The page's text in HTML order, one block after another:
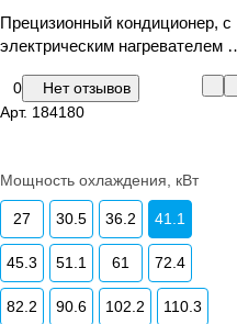
Прецизионный кондиционер, с
электрическим нагревателем и
0
Нет отзывов
Арт. 184180
Мощность охлаждения, кВт
27 30.5 36.2 41.1
45.3 51.1 61 72.4
82.2 90.6 102.2 110.3